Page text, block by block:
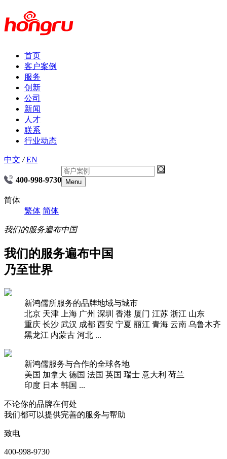
首页
客户案例
服务
创新
公司
新闻
人才
联系
行业动态
中文 / EN
400-998-9730 Menu
简体
繁体 简体
我们的服务遍布中国
我们的服务遍布中国
乃至世界
新鸿儒所服务的品牌地域与城市
北京 天津 上海 广州 深圳 香港 厦门 江苏 浙江 山东
重庆 长沙 武汉 成都 西安 宁夏 丽江 青海 云南 乌鲁木齐
黑龙江 内蒙古 河北 ...
新鸿儒服务与合作的全球各地
美国 加拿大 德国 法国 英国 瑞士 意大利 荷兰
印度 日本 韩国 ...
不论你的品牌在何处
我们都可以提供完善的服务与帮助
致电
400-998-9730